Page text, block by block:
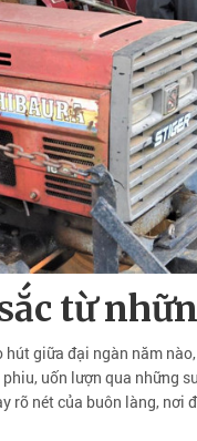
từ
giữa đại ngàn năm
uốn lượn qua những
rõ nét của buôn làng, nơi